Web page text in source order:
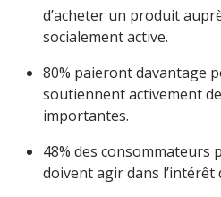
d’acheter un produit
socialement active.
80% paieront davantage
soutiennent activement
importantes.
48% des consommateurs
doivent agir dans l’intérêt